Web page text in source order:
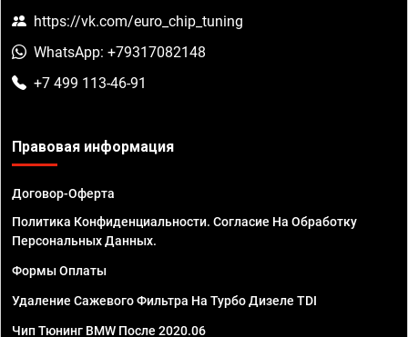
https://vk.com/euro_chip_tuning
WhatsApp: +79317082148
+7 499 113-46-91
Правовая информация
Договор-Оферта
Политика Конфиденциальности. Согласие На Обработку
Персональных Данных.
Формы Оплаты
Удаление Сажевого Фильтра На Турбо Дизеле TDI
Чип Тюнинг BMW После 2020.06